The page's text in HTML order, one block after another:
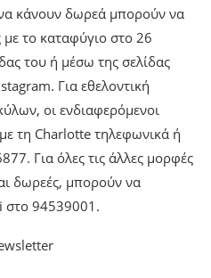
κάνουν δωρεά μπορούν να
το καταφύγιο στο 26
του ή μέσω της σελίδας
Για εθελοντική
οι ενδιαφερόμενοι
τη Charlotte τηλεφωνικά ή
Για όλες τις άλλες μορφές
δωρεές, μπορούν να
στο 94539001.